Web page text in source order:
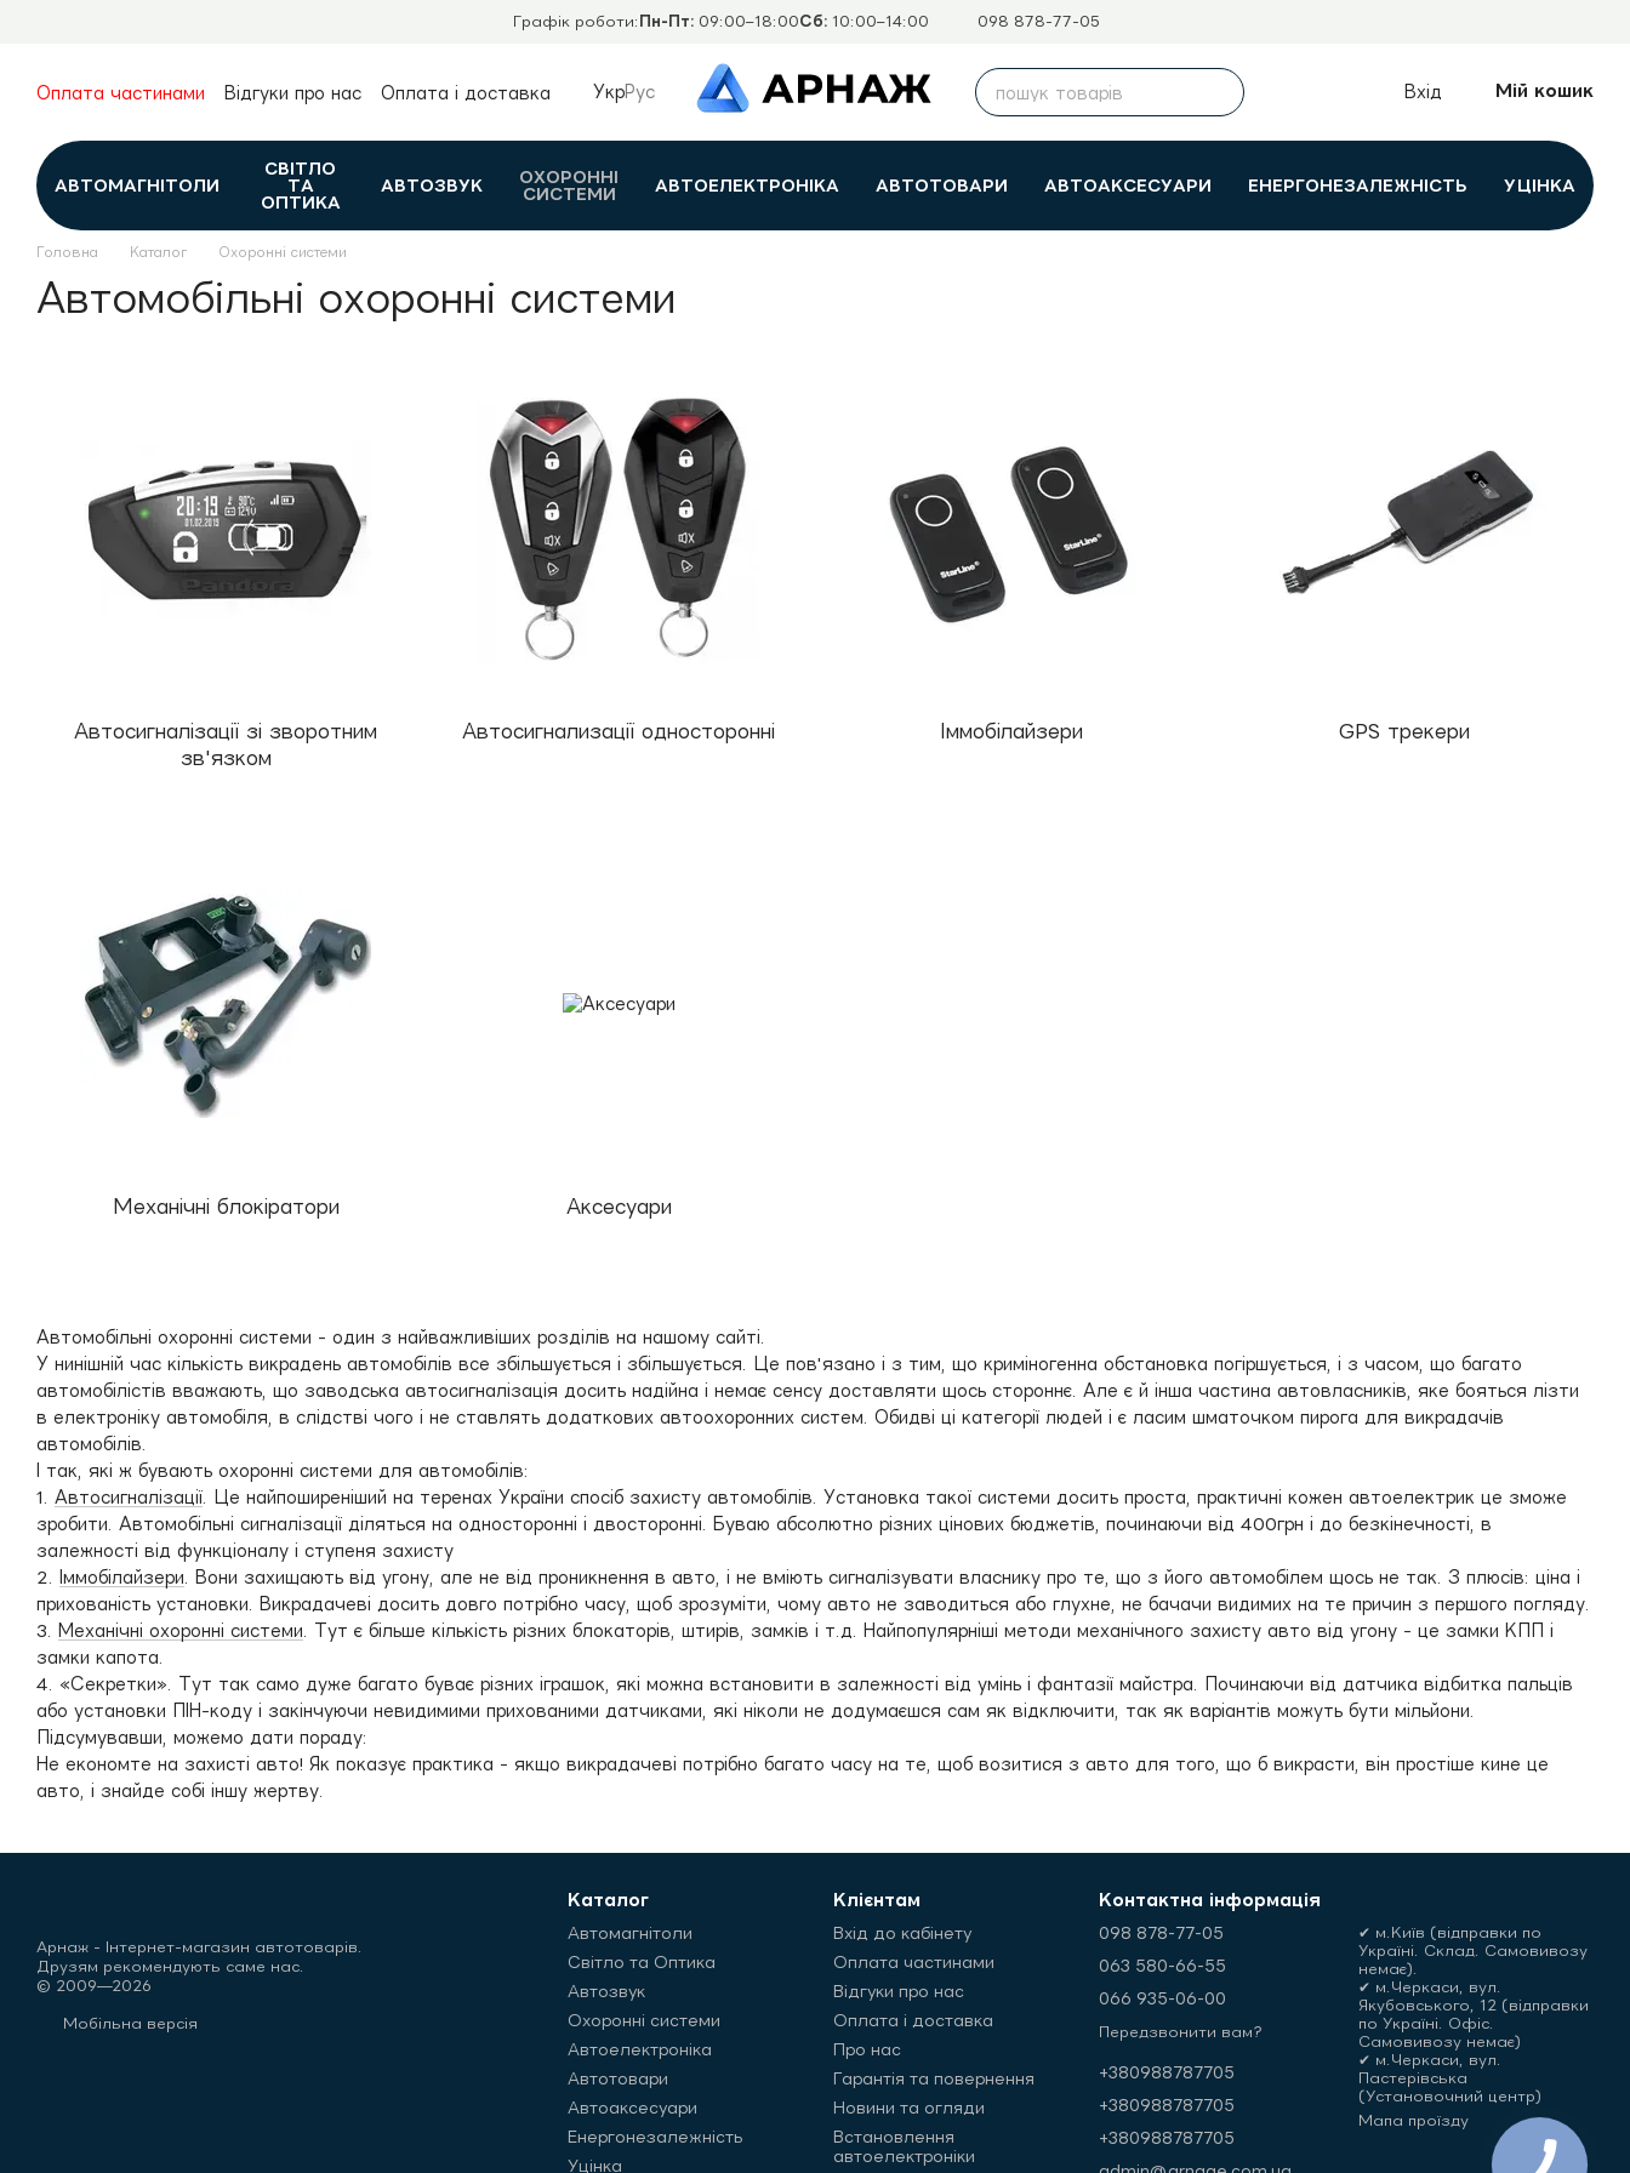
Графік роботи: Пн-Пт: 09:00–18:00Сб: 10:00–14:00 098 878-77-05
Оплата частинами Відгуки про нас
Оплата і доставка
Контакти
Каталог
УкрРус Вхід Мій кошик
АВТОМАГНІТОЛИ
СВІТЛО
ТА
ОПТИКА
АВТОЗВУК
ОХОРОННІ
СИСТЕМИ
АВТОЕЛЕКТРОНІКА АВТОТОВАРИ АВТОАКСЕСУАРИ ЕНЕРГОНЕЗАЛЕЖНІСТЬ УЦІНКА
Головна Каталог Охоронні системи
Автомобільні охоронні системи
Автомобільні охоронні системи - один з найважливіших розділів на нашому сайті.
У нинішній час кількість викрадень автомобілів все збільшується і збільшується. Це пов'язано і з тим, що криміногенна обстановка погіршується, і з часом, що багато
автомобілістів вважають, що заводська автосигналізація досить надійна і немає сенсу доставляти щось стороннє. Але є й інша частина автовласників, яке бояться лізти
в електроніку автомобіля, в слідстві чого і не ставлять додаткових автоохоронних систем. Обидві ці категорії людей і є ласим шматочком пирога для викрадачів
автомобілів.
І так, які ж бувають охоронні системи для автомобілів:
1. Автосигналізації . Це найпоширеніший на теренах України спосіб захисту автомобілів. Установка такої системи досить проста, практичні кожен автоелектрик це зможе
зробити. Автомобільні сигналізації діляться на односторонні і двосторонні. Буваю абсолютно різних цінових бюджетів, починаючи від 400грн і до безкінечності, в
залежності від функціоналу і ступеня захисту
2.
Іммобілайзери . Вони захищають від угону, але не від проникнення в авто, і не вміють сигналізувати власнику про те, що з його автомобілем щось не так. З плюсів: ціна і
прихованість установки. Викрадачеві досить довго потрібно часу, щоб зрозуміти, чому авто не заводиться або глухне, не бачачи видимих ​​на те причин з першого погляду.
3.
Механічні охоронні системи . Тут є більше кількість різних блокаторів, штирів, замків і т.д. Найпопулярніші методи механічного захисту авто від угону - це замки КПП і
замки капота.
4. «Секретки». Тут так само дуже багато буває різних іграшок, які можна встановити в залежності від умінь і фантазії майстра. Починаючи від датчика відбитка пальців
або установки ПІН-коду і закінчуючи невидимими прихованими датчиками, які ніколи не додумаєшся сам як відключити, так як варіантів можуть бути мільйони.
Підсумувавши, можемо дати пораду:
Не економте на захисті авто! Як показує практика - якщо викрадачеві потрібно багато часу на те, щоб возитися з авто для того, що б викрасти, він простіше кине це
авто, і знайде собі іншу жертву.
Автосигналізації зі зворотним
зв'язком
Автосигнализації односторонні Іммобілайзери GPS трекери
Механічні блокіратори Аксесуари
Арнаж - Інтернет-магазин автотоварів.
Друзям рекомендують саме нас.
© 2009—2026
Мобільна версія
Каталог
Автомагнітоли
Світло та Оптика
Автозвук
Охоронні системи
Автоелектроніка
Автотовари
Автоаксесуари
Енергонезалежність
Уцінка
Клієнтам
Вхід до кабінету
Оплата частинами
Відгуки про нас
Оплата і доставка
Про нас
Гарантія та повернення
Новини та огляди
Встановлення
автоелектроніки
Контактна інформація
098 878-77-05
063 580-66-55
066 935-06-00
Передзвонити вам?
+380988787705
+380988787705
+380988787705
✔ м.Київ (відправки по
Україні. Склад. Самовивозу
немає).
✔ м.Черкаси, вул.
Якубовського, 12 (відправки
по Україні. Офіс.
Самовивозу немає)
✔ м.Черкаси, вул.
Пастерівська
(Установочний центр)
Мапа проїзду